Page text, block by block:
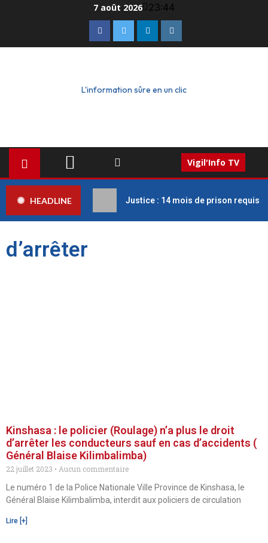
7 août 2026 23:44
L'information sûre en un clic
Vigil'Info TV
HEADLINE Justice : 14 mois de prison requis
d’arrêter
Kinshasa : le policier (Roulage) n’a plus le droit
d’arrêter les conducteurs sauf en cas d’accidents (
Général Blaise Kilimbalimba)
22 juillet 2023
Aucun commentaire
Le numéro 1 de la Police Nationale Ville Province de Kinshasa, le
Général Blaise Kilimbalimba, interdit aux policiers de circulation
Lire [+]